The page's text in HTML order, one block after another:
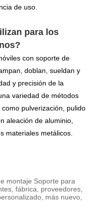
de uso.
para los
con soporte de
doblan, sueldan y
y precisión de la
variedad de métodos
pulverización, pulido
aleación de aluminio,
materiales metálicos.
montaje Soporte para
fábrica, proveedores,
más nuevo,